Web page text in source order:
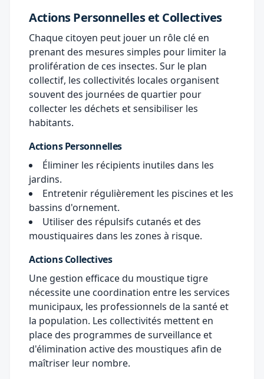
Actions Personnelles et Collectives
Chaque citoyen peut jouer un rôle clé en
prenant des mesures simples pour limiter la
prolifération de ces insectes. Sur le plan
collectif, les collectivités locales organisent
souvent des journées de quartier pour
collecter les déchets et sensibiliser les
habitants.
Actions Personnelles
Éliminer les récipients inutiles dans les
jardins.
Entretenir régulièrement les piscines et les
bassins d'ornement.
Utiliser des répulsifs cutanés et des
moustiquaires dans les zones à risque.
Actions Collectives
Une gestion efficace du moustique tigre
nécessite une coordination entre les services
municipaux, les professionnels de la santé et
la population. Les collectivités mettent en
place des programmes de surveillance et
d'élimination active des moustiques afin de
maîtriser leur nombre.